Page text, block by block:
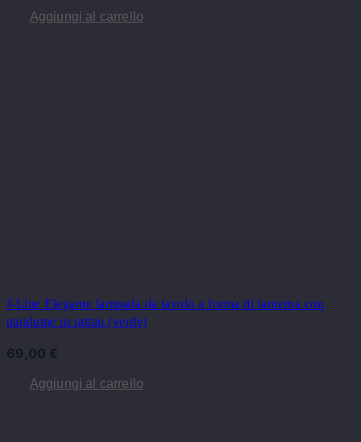
Aggiungi al carrello
J-Line Elegante lampada da tavolo a forma di lanterna con
paralume in rattan (verde)
69,00 €
Aggiungi al carrello